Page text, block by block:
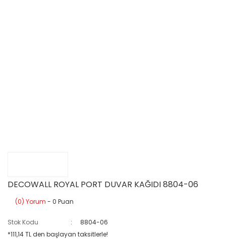
DECOWALL ROYAL PORT DUVAR KAĞIDI 8804-06
(0) Yorum - 0 Puan
Stok Kodu
8804-06
*111,14 TL den başlayan taksitlerle!